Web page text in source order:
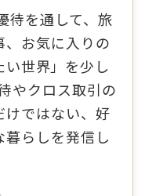
待を通して、旅
お気に入りの
世界」を少し
やクロス取引の
けではない、好
暮らしを発信し